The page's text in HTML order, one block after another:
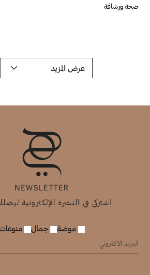
صحة ورشاقة
عرض المزيد
NEWSLETTER
اشتركي في النشرة الإلكترونية
موضة جمال